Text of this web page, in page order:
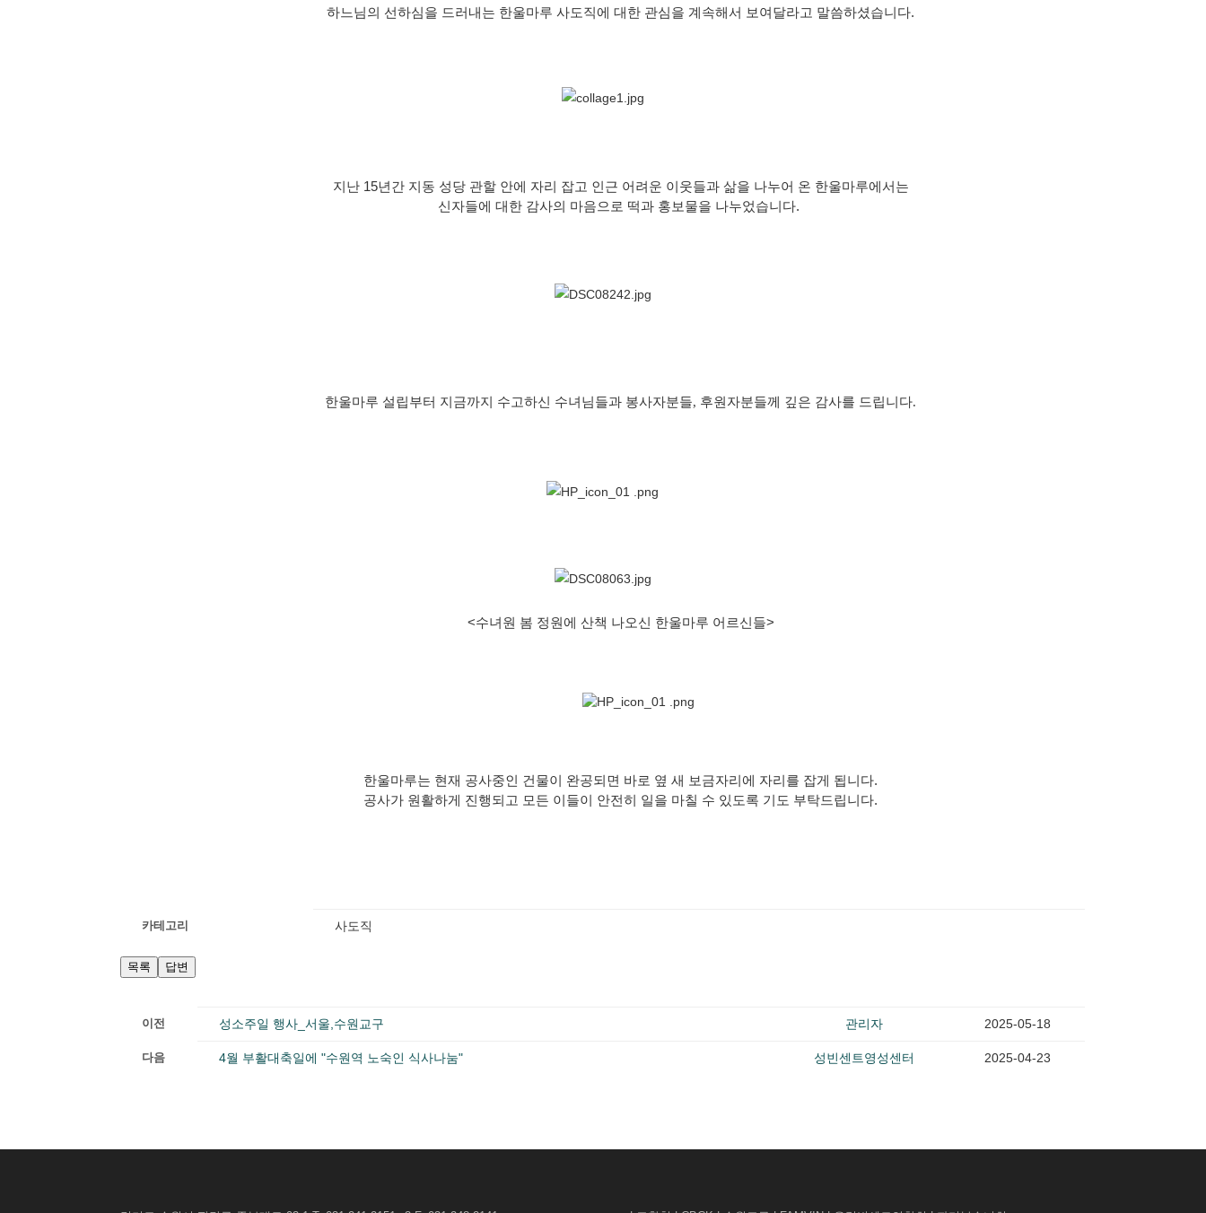
하느님의 선하심을 드러내는 한울마루 사도직에 대한 관심을 계속해서 보여달라고 말씀하셨습니다.
지난 15년간 지동 성당 관할 안에 자리 잡고 인근 어려운 이웃들과 삶을 나누어 온 한울마루에서는
신자들에 대한 감사의 마음으로 떡과 홍보물을 나누었습니다.
한울마루 설립부터 지금까지 수고하신 수녀님들과 봉사자분들, 후원자분들께 깊은 감사를 드립니다.
<수녀원 봄 정원에 산책 나오신 한울마루 어르신들>
한울마루는 현재 공사중인 건물이 완공되면 바로 옆 새 보금자리에 자리를 잡게 됩니다.
공사가 원활하게 진행되고 모든 이들이 안전히 일을 마칠 수 있도록 기도 부탁드립니다.
카테고리 사도직
목록 답변
이전 성소주일 행사_서울,수원교구 관리자 2025-05-18
다음 4월 부활대축일에 "수원역 노숙인 식사나눔" 성빈센트영성센터 2025-04-23